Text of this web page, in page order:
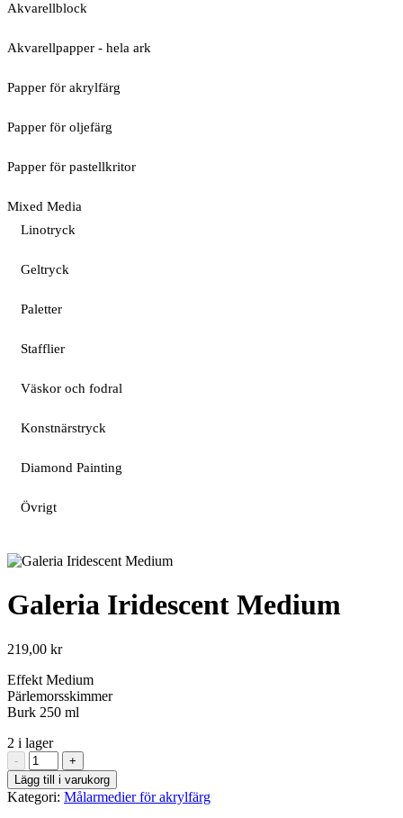
Akvarellblock
Akvarellpapper - hela ark
Papper för akrylfärg
Papper för oljefärg
Papper för pastellkritor
Mixed Media
Linotryck
Geltryck
Paletter
Stafflier
Väskor och fodral
Konstnärstryck
Diamond Painting
Övrigt
Galeria Iridescent Medium
219,00 kr
Effekt Medium
Pärlemorsskimmer
Burk 250 ml
2 i lager
-
Galeria
Iridescent
Medium
mängd
+
Lägg till i varukorg
Kategori: Målarmedier för akrylfärg